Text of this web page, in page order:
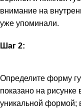
внимание на
уже упоминали.
Шаг 2:
Определите форму
показано на
уникальной формой;